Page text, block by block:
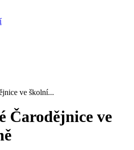
ve školní...
Čarodějnice ve